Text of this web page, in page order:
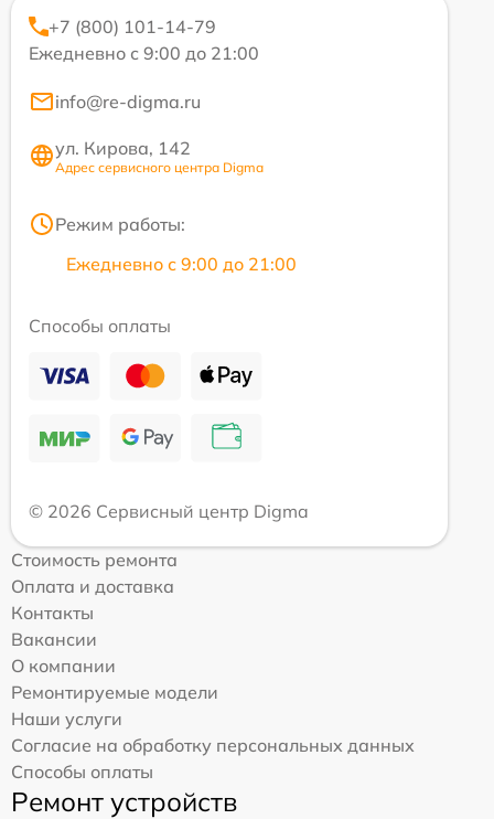
+7 (800) 101-14-79
Ежедневно с 9:00 до 21:00
info@re-digma.ru
ул. Кирова, 142
Адрес сервисного центра Digma
Режим работы:
Ежедневно с 9:00 до 21:00
Способы оплаты
© 2026 Сервисный центр Digma
Стоимость ремонта
Оплата и доставка
Контакты
Вакансии
О компании
Ремонтируемые модели
Наши услуги
Согласие на обработку персональных данных
Способы оплаты
Ремонт устройств